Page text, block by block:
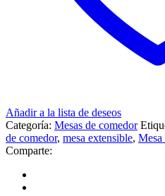
Añadir a la lista de deseos
Categoría: Mesas de comedor
de comedor, mesa extensible, Mesa
Comparte: